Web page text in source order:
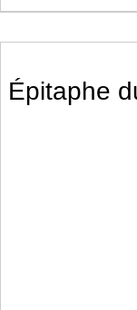
Épitaphe